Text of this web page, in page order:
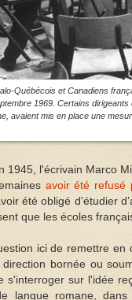
Québécois et Canadiens
1969. Certains
avaient mis en place une
1945, l'écrivain Marco
avoir été refusé
été obligé d'étudier
que les écoles
ici de remettre
bornée ou
s'interroger sur l'idée
langue romane,